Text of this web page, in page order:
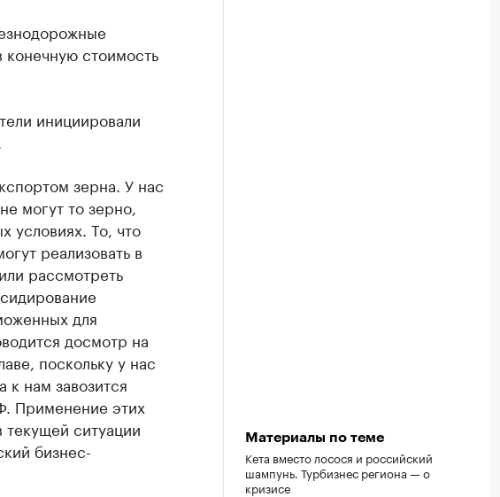
стоимость
инициировали
зерна. У нас
могут то зерно,
условиях. То, что
реализовать в
рассмотреть
для
досмотр на
поскольку у нас
к нам завозится
Применение этих
ситуации
бизнес-
Материалы по теме
Кета вместо лосося и российский
шампунь. Турбизнес региона — о
кризисе